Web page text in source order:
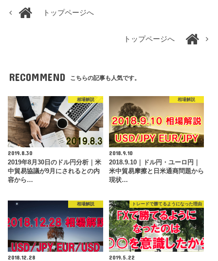
トップページへ
トップページへ
RECOMMEND こちらの記事も人気です。
相場解説
2019.8.30
2019年8月30日のドル円分析｜米
中貿易協議が9月にされるとの内
容から…
相場解説
2018.9.10
2018.9.10｜ドル円・ユーロ円｜
米中貿易摩擦と日米通商問題から
現状…
相場解説
2018.12.28
トレードで勝てるようになった理由
2019.5.22